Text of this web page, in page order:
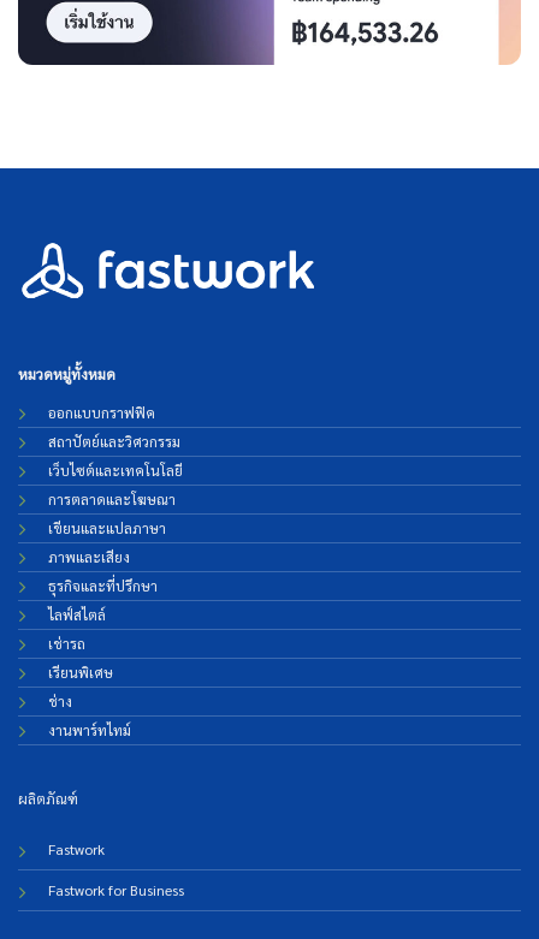
หมวดหมู่ทั้งหมด
ออกแบบกราฟฟิค
สถาปัตย์และวิศวกรรม
เว็บไซต์และเทคโนโลยี
การตลาดและโฆษณา
เขียนและแปลภาษา
ภาพและเสียง
ธุรกิจและที่ปรึกษา
ไลฟ์สไตล์
เช่ารถ
เรียนพิเศษ
ช่าง
งานพาร์ทไทม์
ผลิตภัณฑ์
Fastwork
Fastwork for Business